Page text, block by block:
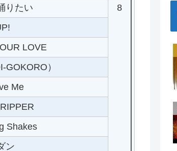
りたい
8
LOVE
GOKORO）
Me
Shakes
ン